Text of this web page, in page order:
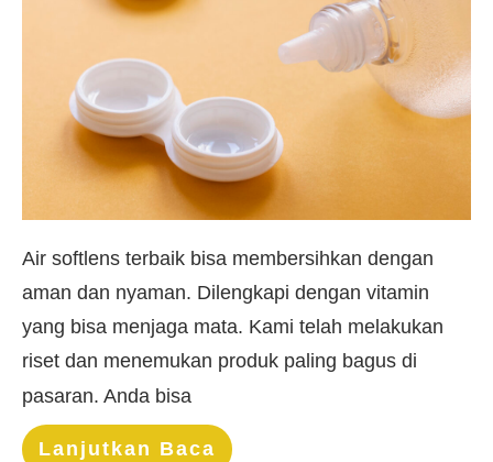
Air softlens terbaik bisa membersihkan dengan
aman dan nyaman. Dilengkapi dengan vitamin
yang bisa menjaga mata. Kami telah melakukan
riset dan menemukan produk paling bagus di
pasaran. Anda bisa
Lanjutkan Baca